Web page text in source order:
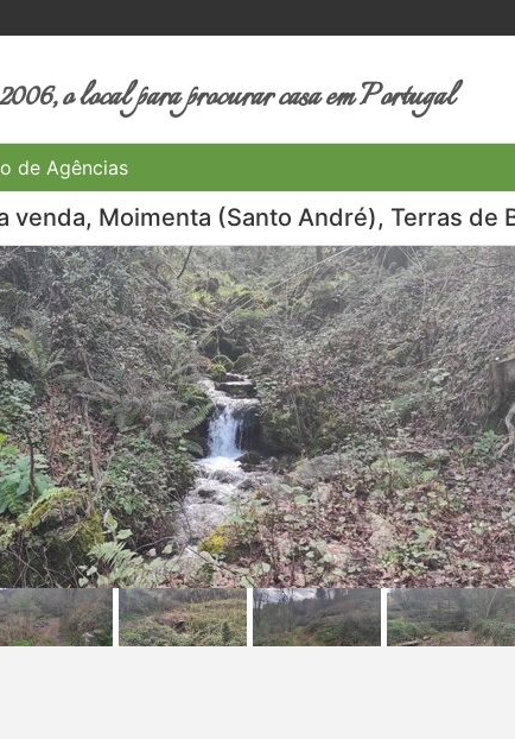
o local para procurar casa em Portugal
de Agências
venda, Moimenta (Santo André), Terras de